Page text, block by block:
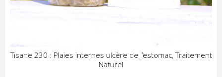
Tisane 230 : Plaies internes ulcère de l’estomac, Traitement
Naturel